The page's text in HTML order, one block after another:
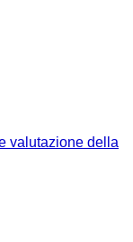
valutazione della